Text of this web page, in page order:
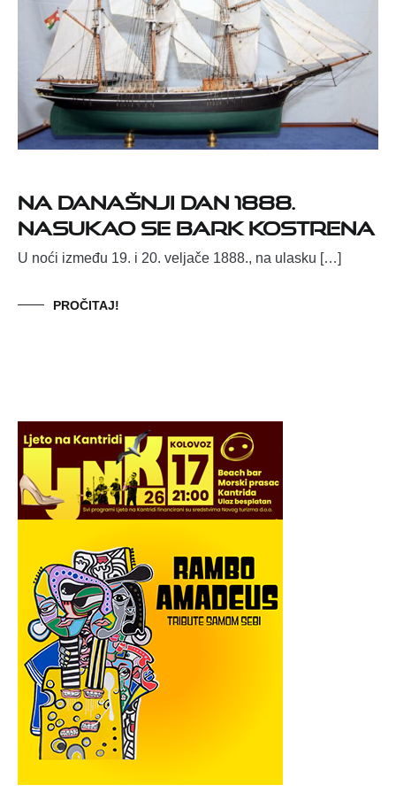
Na današnji dan 1888.
nasukao se bark Kostrena
U noći između 19. i 20. veljače 1888., na ulasku […]
PROČITAJ!